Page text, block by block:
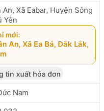
An, Xã Eabar, Huyện Sông
Yên
mới:
An, Xã Ea Bá, Đắk Lắk,
tin xuất hóa đơn
Nam